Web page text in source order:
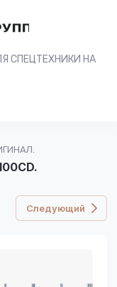
СПЕЦТЕХНИКИ НА
Следующий